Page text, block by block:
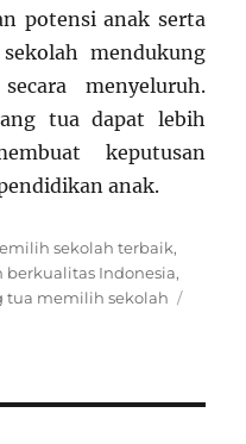
potensi anak serta
mendukung
menyeluruh.
tua dapat lebih
keputusan
anak.
sekolah terbaik,
berkualitas Indonesia,
tua memilih sekolah